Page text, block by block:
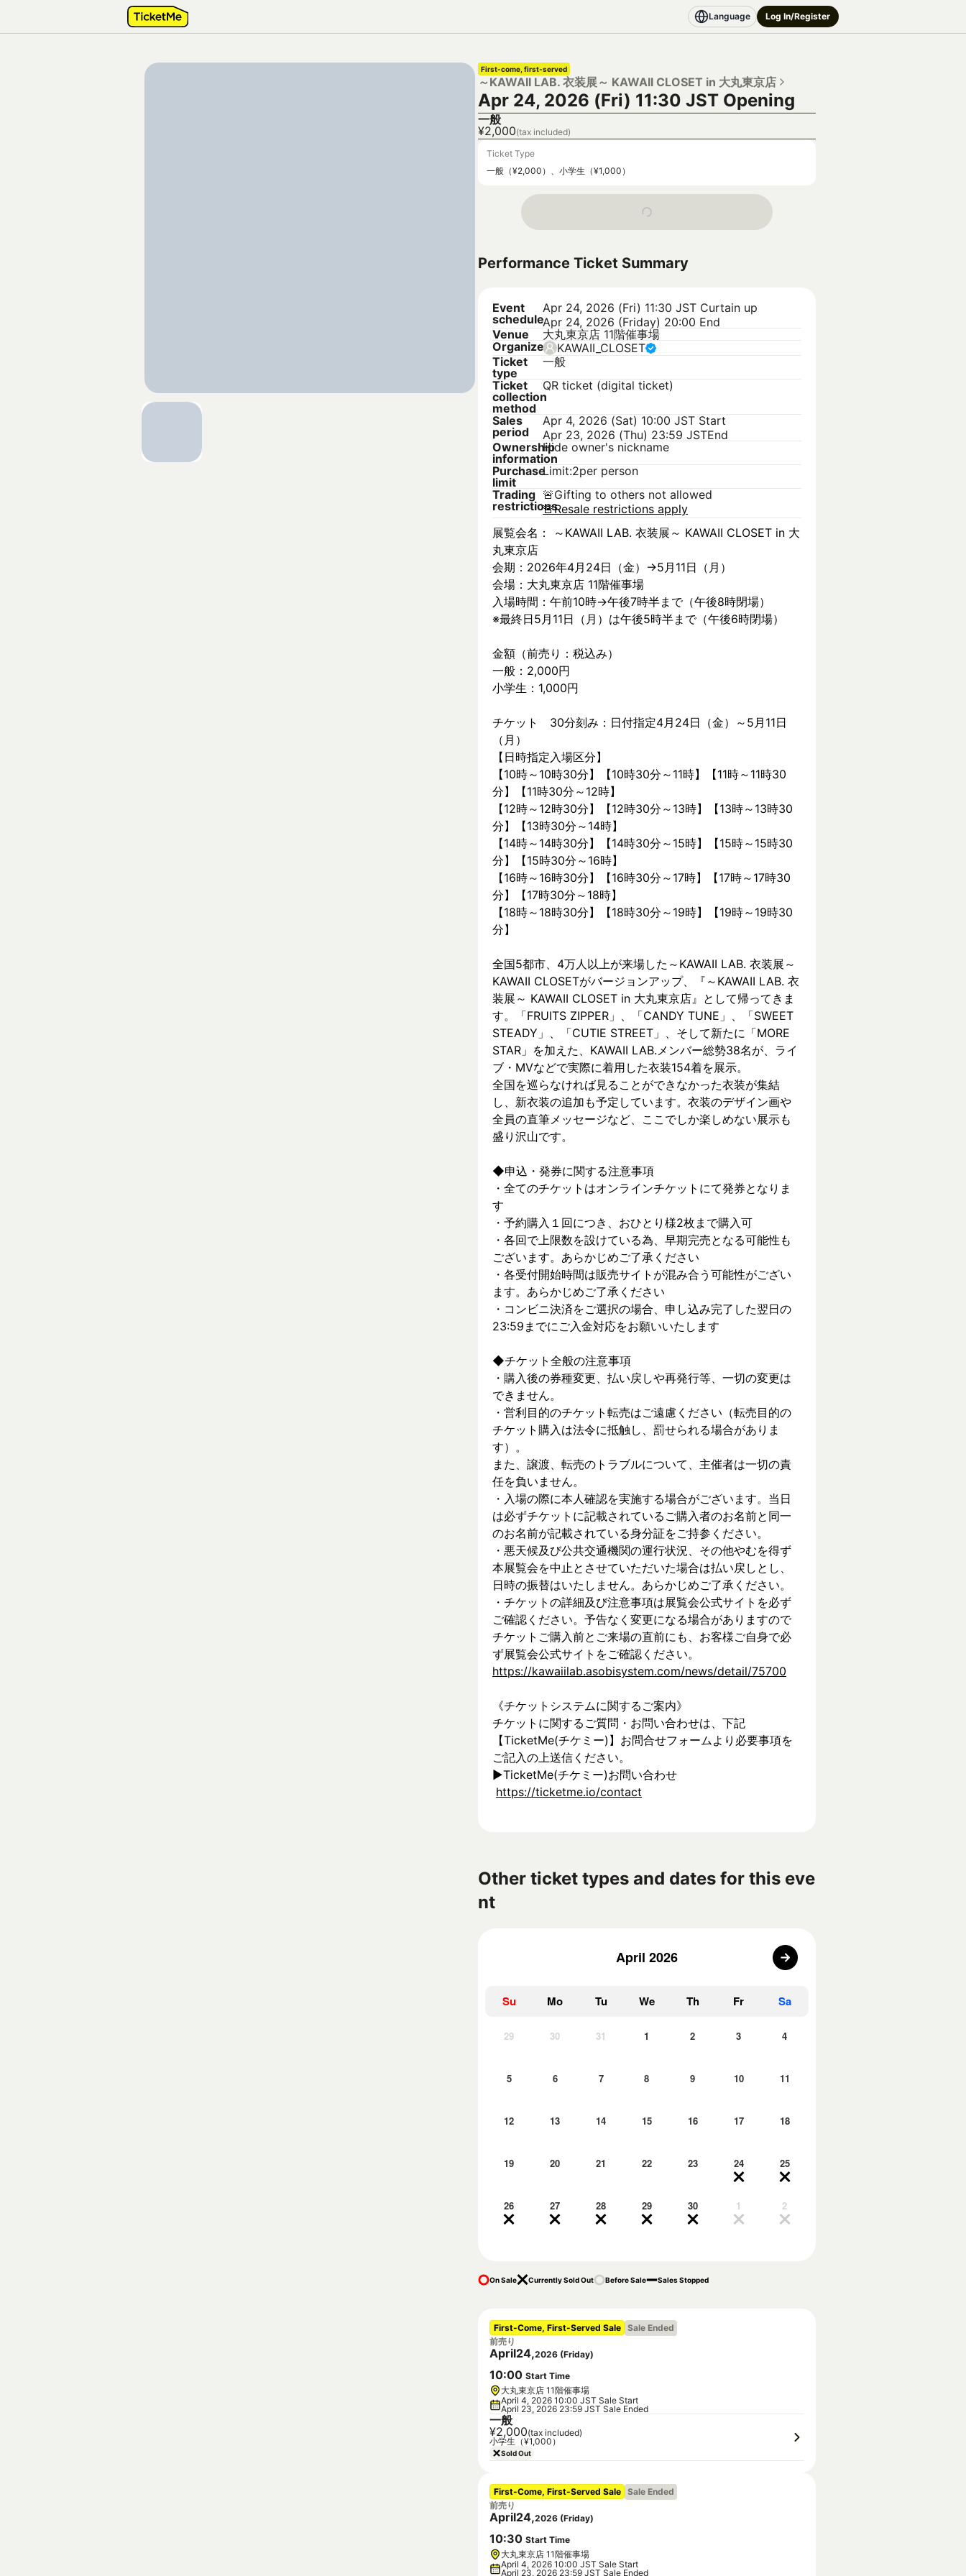
Language Log In/Register
First-come, first-served
～KAWAII LAB. 衣装展～ KAWAII CLOSET in 大丸東京店
Apr 24, 2026 (Fri) 11:30 JST Opening
一般
¥2,000(tax included)
Ticket Type
一般（¥2,000）、小学生（¥1,000）
Performance Ticket Summary
Event
schedule
Apr 24, 2026 (Fri) 11:30 JST Curtain up
Apr 24, 2026 (Friday) 20:00 End
Venue
大丸東京店 11階催事場
Organizer KAWAII_CLOSET
Ticket
type
一般
Ticket
collection
method
QR ticket (digital ticket)
Sales
period
Apr 4, 2026 (Sat) 10:00 JST Start
Apr 23, 2026 (Thu) 23:59 JSTEnd
Ownership
information
Hide owner's nickname
Purchase
limit
Limit:2per person
Trading
restrictions
🚨Gifting to others not allowed
🚨Resale restrictions apply
展覧会名： ～KAWAII LAB. 衣装展～ KAWAII CLOSET in 大
丸東京店
会期：2026年4月24日（金）→5月11日（月）
会場：大丸東京店 11階催事場
入場時間：午前10時→午後7時半まで（午後8時閉場）
※最終日5月11日（月）は午後5時半まで（午後6時閉場）
金額（前売り：税込み）
一般：2,000円
小学生：1,000円
チケット　30分刻み：日付指定4月24日（金）～5月11日
（月）
【日時指定入場区分】
【10時～10時30分】【10時30分～11時】【11時～11時30
分】【11時30分～12時】
【12時～12時30分】【12時30分～13時】【13時～13時30
分】【13時30分～14時】
【14時～14時30分】【14時30分～15時】【15時～15時30
分】【15時30分～16時】
【16時～16時30分】【16時30分～17時】【17時～17時30
分】【17時30分～18時】
【18時～18時30分】【18時30分～19時】【19時～19時30
分】
全国5都市、4万⼈以上が来場した～KAWAII LAB. 衣装展～
KAWAII CLOSETがバージョンアップ、『～KAWAII LAB. 衣
装展～ KAWAII CLOSET in 大丸東京店』として帰ってきま
す。「FRUITS ZIPPER」、「CANDY TUNE」、「SWEET
STEADY」、「CUTIE STREET」、そして新たに「MORE
STAR」を加えた、KAWAII LAB.メンバー総勢38名が、ライ
ブ・MVなどで実際に着⽤した衣装154着を展示。
全国を巡らなければ見ることができなかった衣装が集結
し、新⾐装の追加も予定しています。衣装のデザイン画や
全員の直筆メッセージなど、ここでしか楽しめない展示も
盛り沢山です。
◆申込・発券に関する注意事項
・全てのチケットはオンラインチケットにて発券となりま
す
・予約購入１回につき、おひとり様2枚まで購入可
・各回で上限数を設けている為、早期完売となる可能性も
ございます。あらかじめご了承ください
・各受付開始時間は販売サイトが混み合う可能性がござい
ます。あらかじめご了承ください
・コンビニ決済をご選択の場合、申し込み完了した翌日の
23:59までにご入金対応をお願いいたします
◆チケット全般の注意事項
・購入後の券種変更、払い戻しや再発行等、一切の変更は
できません。
・営利目的のチケット転売はご遠慮ください（転売目的の
チケット購入は法令に抵触し、罰せられる場合がありま
す）。
また、譲渡、転売のトラブルについて、主催者は一切の責
任を負いません。
・入場の際に本人確認を実施する場合がございます。当日
は必ずチケットに記載されているご購入者のお名前と同一
のお名前が記載されている身分証をご持参ください。
・悪天候及び公共交通機関の運行状況、その他やむを得ず
本展覧会を中止とさせていただいた場合は払い戻しとし、
日時の振替はいたしません。あらかじめご了承ください。
・チケットの詳細及び注意事項は展覧会公式サイトを必ず
ご確認ください。予告なく変更になる場合がありますので
チケットご購入前とご来場の直前にも、お客様ご自身で必
ず展覧会公式サイトをご確認ください。
https://kawaiilab.asobisystem.com/news/detail/75700
《チケットシステムに関するご案内》
チケットに関するご質問・お問い合わせは、下記
【TicketMe(チケミー)】お問合せフォームより必要事項を
ご記入の上送信ください。
▶︎TicketMe(チケミー)お問い合わせ
https://ticketme.io/contact
Other ticket types and dates for this eve
nt
April 2026
Su Mo Tu We Th Fr Sa
29 30 31 1 2 3 4
5 6 7 8 9 10 11
12 13 14 15 16 17 18
19 20 21 22 23 24 25
26 27 28 29 30 1 2
On Sale Currently Sold Out Before Sale Sales Stopped
First-Come, First-Served Sale Sale Ended
前売り
April24,2026 (Friday)
10:00 Start Time
大丸東京店 11階催事場
April 4, 2026 10:00 JST Sale Start
April 23, 2026 23:59 JST Sale Ended
一般
¥2,000(tax included)
小学生（¥1,000）
Sold Out
First-Come, First-Served Sale Sale Ended
前売り
April24,2026 (Friday)
10:30 Start Time
大丸東京店 11階催事場
April 4, 2026 10:00 JST Sale Start
April 23, 2026 23:59 JST Sale Ended